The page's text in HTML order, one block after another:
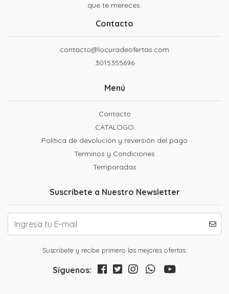
que te mereces.
Contacto
contacto@locuradeofertas.com
3015355696
Menú
Contacto
CATALOGO
Política de devolución y reversión del pago
Terminos y Condiciones
Temporadas
Suscríbete a Nuestro Newsletter
Suscribete y recibe primero las mejores ofertas.
Síguenos: